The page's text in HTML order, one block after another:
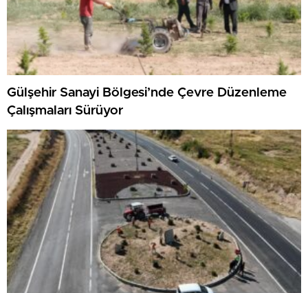
Gülşehir Sanayi Bölgesi’nde Çevre Düzenleme
Çalışmaları Sürüyor